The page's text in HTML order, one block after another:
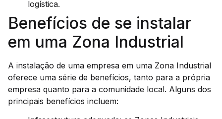
logística.
Benefícios de se instalar
em uma Zona Industrial
A instalação de uma empresa em uma Zona Industrial
oferece uma série de benefícios, tanto para a própria
empresa quanto para a comunidade local. Alguns dos
principais benefícios incluem: